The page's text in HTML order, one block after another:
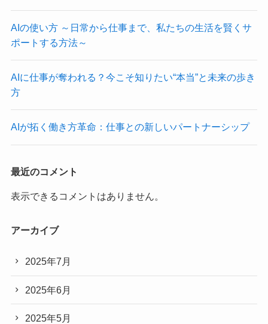
AIの使い方 ～日常から仕事まで、私たちの生活を賢くサ
ポートする方法～
AIに仕事が奪われる？今こそ知りたい“本当”と未来の歩き
方
AIが拓く働き方革命：仕事との新しいパートナーシップ
最近のコメント
表示できるコメントはありません。
アーカイブ
2025年7月
2025年6月
2025年5月